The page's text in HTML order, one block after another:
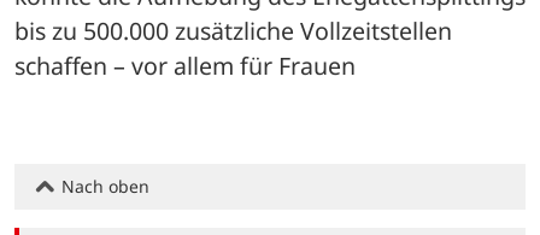
bis zu 500.000 zusätzliche Vollzeitstellen
schaffen – vor allem für Frauen
Nach oben